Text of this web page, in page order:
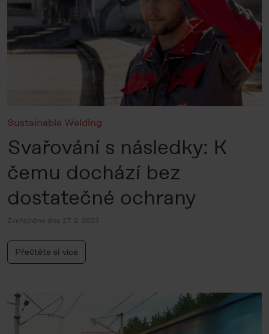
Sustainable Welding
Svařování s následky: K
čemu dochází bez
dostatečné ochrany
Zveřejněno dne 27. 2. 2023
Přečtěte si více